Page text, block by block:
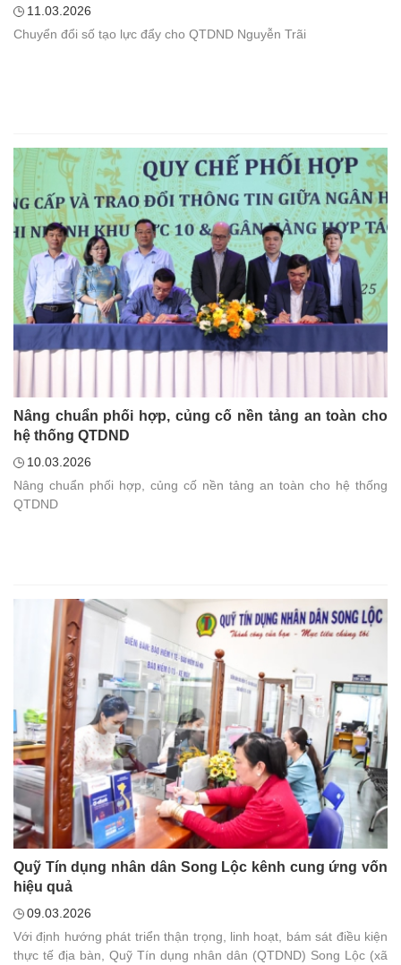
11.03.2026
Chuyển đổi số tạo lực đẩy cho QTDND Nguyễn Trãi
Nâng chuẩn phối hợp, củng cố nền tảng an toàn cho
hệ thống QTDND
10.03.2026
Nâng chuẩn phối hợp, củng cố nền tảng an toàn cho hệ thống
QTDND
Quỹ Tín dụng nhân dân Song Lộc kênh cung ứng vốn
hiệu quả
09.03.2026
Với định hướng phát triển thận trọng, linh hoạt, bám sát điều kiện
thực tế địa bàn, Quỹ Tín dụng nhân dân (QTDND) Song Lộc (xã